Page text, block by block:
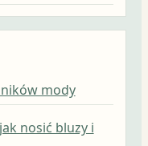
mody
nosić bluzy i